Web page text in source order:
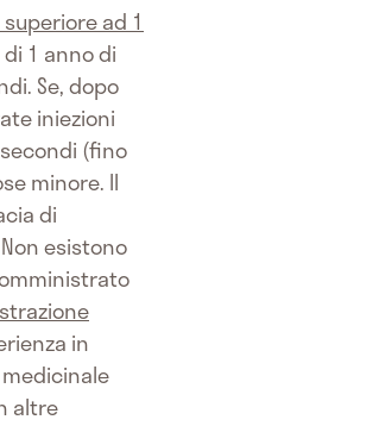
ad 1
1 anno di
Se, dopo
iniezioni
(fino
minore. Il
di
Non esistono
in
altre